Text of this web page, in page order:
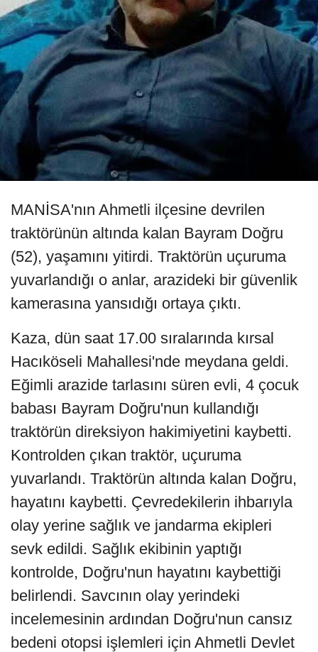
MANİSA'nın Ahmetli ilçesine devrilen
traktörünün altında kalan Bayram Doğru
(52), yaşamını yitirdi. Traktörün uçuruma
yuvarlandığı o anlar, arazideki bir güvenlik
kamerasına yansıdığı ortaya çıktı.
Kaza, dün saat 17.00 sıralarında kırsal
Hacıköseli Mahallesi'nde meydana geldi.
Eğimli arazide tarlasını süren evli, 4 çocuk
babası Bayram Doğru'nun kullandığı
traktörün direksiyon hakimiyetini kaybetti.
Kontrolden çıkan traktör, uçuruma
yuvarlandı. Traktörün altında kalan Doğru,
hayatını kaybetti. Çevredekilerin ihbarıyla
olay yerine sağlık ve jandarma ekipleri
sevk edildi. Sağlık ekibinin yaptığı
kontrolde, Doğru'nun hayatını kaybettiği
belirlendi. Savcının olay yerindeki
incelemesinin ardından Doğru'nun cansız
bedeni otopsi işlemleri için Ahmetli Devlet